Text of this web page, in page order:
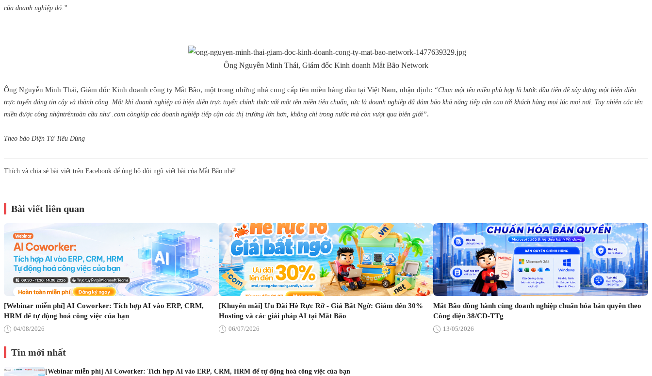
của doanh nghiệp đó.”
Ông Nguyễn Minh Thái, Giám đốc Kinh doanh Mắt Bão Network
Ông Nguyễn Minh Thái, Giám đốc Kinh doanh công ty Mắt Bão, một trong những nhà cung cấp tên miền hàng đầu tại Việt Nam, nhận định: “Chọn một tên miền phù hợp là bước đầu tiên để xây dựng một hiện diện
trực tuyến đáng tin cậy và thành công. Một khi doanh nghiệp có hiện diện trực tuyến chính thức với một tên miền tiêu chuẩn, tức là doanh nghiệp đã đảm bảo khả năng tiếp cận cao tới khách hàng mọi lúc mọi nơi. Tuy nhiên các tên
miền được công nhậntrêntoàn cầu như .com còngiúp các doanh nghiệp tiếp cận các thị trường lớn hơn, không chỉ trong nước mà còn vượt qua biên giới”.
Theo báo Điện Tử Tiêu Dùng
Thích và chia sẻ bài viết trên Facebook để ủng hộ đội ngũ viết bài của Mắt Bão nhé!
Bài viết liên quan
[Webinar miễn phí] AI Coworker: Tích hợp AI vào ERP, CRM,
HRM để tự động hoá công việc của bạn
04/08/2026
[Khuyến mãi] Ưu Đãi Hè Rực Rỡ - Giá Bất Ngờ: Giảm đến 30%
Hosting và các giải pháp AI tại Mắt Bão
06/07/2026
Mắt Bão đồng hành cùng doanh nghiệp chuẩn hóa bản quyền theo
Công điện 38/CĐ-TTg
13/05/2026
Tin mới nhất
[Webinar miễn phí] AI Coworker: Tích hợp AI vào ERP, CRM, HRM để tự động hoá công việc của bạn